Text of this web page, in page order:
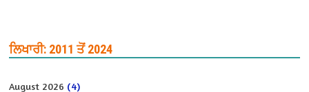
ਲਿਖਾਰੀ: 2011 ਤੋਂ 2024
August 2026 (4)